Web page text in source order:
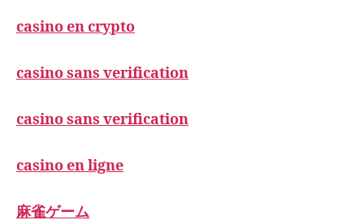
casino en crypto
casino sans verification
casino sans verification
casino en ligne
麻雀ゲーム